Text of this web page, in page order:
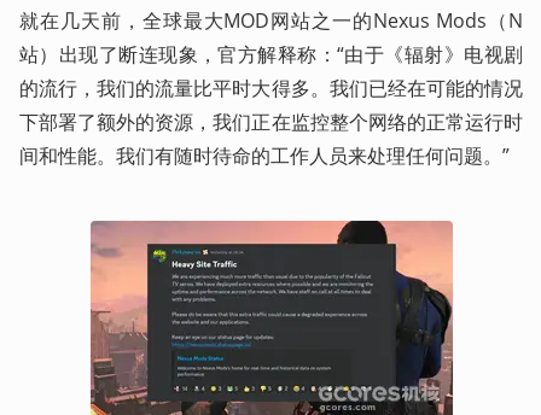
就在几天前，全球最大MOD网站之一的Nexus Mods（N
站）出现了断连现象，官方解释称：“由于《辐射》电视剧
的流行，我们的流量比平时大得多。我们已经在可能的情况
下部署了额外的资源，我们正在监控整个网络的正常运行时
间和性能。我们有随时待命的工作人员来处理任何问题。”